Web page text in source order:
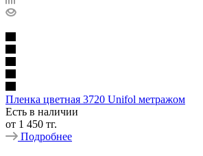
Пленка цветная 3720 Unifol метражом
Есть в наличии
от 1 450 тг.
Подробнее